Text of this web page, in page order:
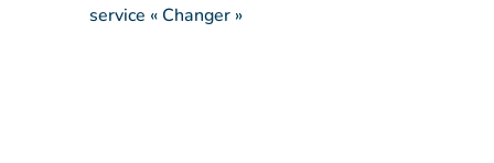
service « Changer »